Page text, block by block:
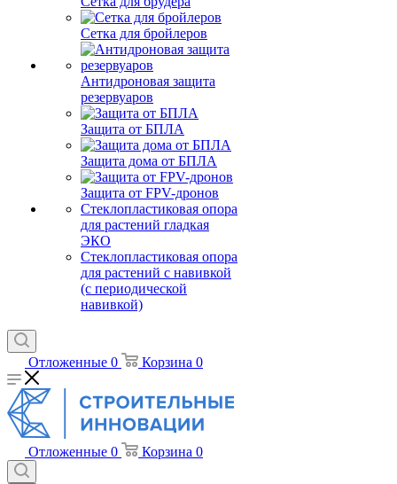
Сетка для бройлеров
Антидроновая защита
резервуаров
Защита от БПЛА
Защита дома от БПЛА
Защита от FPV-дронов
Стеклопластиковая опора
для растений гладкая
ЭКО
Стеклопластиковая опора
для растений с навивкой
(с периодической
навивкой)
Отложенные 0 Корзина 0
Отложенные 0 Корзина 0